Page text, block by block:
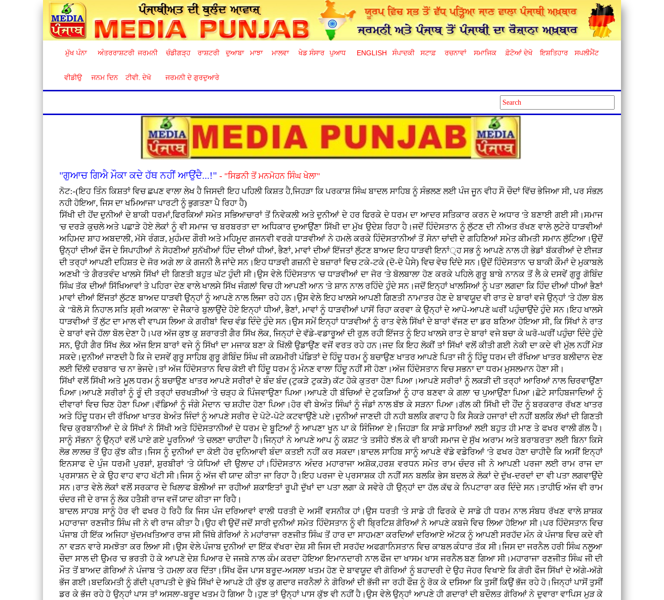
ਮੁੱਖ ਪੰਨਾ ਅੰਤਰਰਾਸ਼ਟਰੀ ਜਰਮਨੀ ਚੰਡੀਗੜ੍ਹ ਰਾਸ਼ਟਰੀ ਦੁਆਬਾ ਮਾਝਾ ਮਾਲਵਾ ਖੇਡ ਸੰਸਾਰ ਪੁਆਧ ENGLISH ਸੰਪਾਦਕੀ ਸਟਾਫ਼ ਰਚਨਾਵਾਂ ਸਮਾਜਿਕ ਫ਼ੋਟੋਆਂ ਦੇਖੋ ਇਸ਼ਤਿਹਾਰ ਸਪਲੀਮੈਂਟ
ਵੀਡੀਉ ਜਨਮ ਦਿਨ ਟੀਵੀ. ਦੇਖੋ ਜਰਮਨੀ ਦੇ ਗੁਰਦੁਆਰੇ
"ਗੁਆਚ ਗਿਐ ਮੌਕਾ ਕਦੇ ਹੱਥ ਨਹੀਂ ਆਉਂਦੈ...!"- "ਸਿਡਨੀ ਤੋਂ ਮਨਮੋਹਨ ਸਿੰਘ ਖੇਲਾ"
ਨੋਟ:-(ਇਹ ਤਿੰਨ ਕਿਸ਼ਤਾਂ ਵਿਚ ਛਪਣ ਵਾਲਾ ਲੇਖ ਹੈ ਜਿਸਦੀ ਇਹ ਪਹਿਲੀ ਕਿਸ਼ਤ ਹੈ,ਜਿਹੜਾ ਕਿ ਪਰਕਾਸ਼ ਸਿੰਘ ਬਾਦਲ ਸਾਹਿਬ ਨੂੰ ਸੰਭਲਣ ਲਈ ਪੰਜ ਜੂਨ ਵੀਹ ਸੌ ਚੌਦਾਂ ਵਿੱਚ ਭੇਜਿਆ ਸੀ, ਪਰ ਸੰਭਲ਼
ਨਹੀ ਹੋਇਆ, ਜਿਸ ਦਾ ਖਮਿਆਜਾ ਪਾਰਟੀ ਨੂੰ ਭੁਗਤਣਾ ਪੈ ਰਿਹਾ ਹੈ)
ਸਿੱਖੀ ਦੀ ਹੋਂਦ ਦੁਨੀਆਂ ਦੇ ਬਾਕੀ ਧਰਮਾਂ,ਫਿਰਕਿਆਂ ਸਮੇਤ ਸਭਿਆਚਾਰਾਂ ਤੋਂ ਨਿਵੇਕਲੀ ਅਤੇ ਦੁਨੀਆਂ ਦੇ ਹਰ ਫਿਰਕੇ ਦੇ ਧਰਮ ਦਾ ਆਦਰ ਸਤਿਕਾਰ ਕਰਨ ਦੇ ਅਧਾਰ 'ਤੇ ਬਣਾਈ ਗਈ ਸੀ।ਸਮਾਜ
'ਚ ਦਰੜੇ ਕੁਚਲੇ ਅਤੇ ਪਛਾੜੇ ਹੋਏ ਲੋਕਾਂ ਨੂੰ ਵੀ ਸਮਾਜ 'ਚ ਬਰਬਰਤਾ ਦਾ ਅਧਿਕਾਰ ਦੁਆਉਂਣਾ ਸਿੱਖੀ ਦਾ ਮੁੱਖ ਉਦੇਸ਼ ਰਿਹਾ ਹੈ।ਜਦੋਂ ਹਿੰਦੋਸਤਾਨ ਨੂੰ ਲੁੱਟਣ ਦੀ ਨੀਅਤ ਰੱਖਣ ਵਾਲੇ ਲੁਟੇਰੇ ਧਾੜਵੀਆਂ
ਅਹਿਮਦ ਸ਼ਾਹ ਅਬਦਾਲੀ, ਮੱਸੇ ਰੰਗੜ, ਮੁਹੰਮਦ ਗੌਰੀ ਅਤੇ ਮਹਿਮੂਦ ਗਜਨਵੀ ਵਰਗੇ ਧਾੜਵੀਆਂ ਨੇ ਹਮਲੇ ਕਰਕੇ ਹਿੰਦੋਸਤਾਨੀਆਂ ਤੋਂ ਸੋਨਾ ਚਾਂਦੀ ਦੇ ਗਹਿਣਿਆਂ ਸਮੇਤ ਕੀਮਤੀ ਸਮਾਨ ਲੁੱਟਿਆ।ਉਦੋਂ
ਉਨ੍ਹਾਂ ਦੀਆਂ ਫੌਜ ਦੇ ਸਿਪਾਹੀਆਂ ਨੇ ਸੋਹਣੀਆਂ ਸੁਨੱਖੀਆਂ ਹਿੰਦ ਦੀਆਂ ਧੀਆਂ, ਭੈਣਾਂ, ਮਾਵਾਂ ਦੀਆਂ ਇੱਜਤਾਂ ਲੁੱਟਣ ਬਾਅਦ ਇਹ ਧਾੜਵੀ ਇਨਾਂ੍ਹ ਸਭ ਨੂੰ ਆਪਣੇ ਨਾਲ ਹੀ ਭੇਡਾਂ ਬੱਕਰੀਆਂ ਦੇ ਈਜੜ
ਦੀ ਤਰ੍ਹਾਂ ਆਪਣੀ ਦਹਿਸ਼ਤ ਦੇ ਜੋਰ ਅਗੇ ਲਾ ਕੇ ਗਜਨੀ ਲੈ ਜਾਂਦੇ ਸਨ।ਇਹ ਧਾੜਵੀ ਗਜ਼ਨੀ ਦੇ ਬਜ਼ਾਰਾਂ ਵਿਚ ਟਕੇ-ਟਕੇ (ਦੋ-ਦੋ ਪੈਸੇ) ਵਿਚ ਵੇਚ ਦਿਂਦੇ ਸਨ।ਉਦੋਂ ਹਿੰਦੋਸਤਾਨ 'ਚ ਬਾਕੀ ਕੌਮਾਂ ਦੇ ਮੁਕਾਬਲੇ
ਅਣਖੀ 'ਤੇ ਗੈਰਤਵੰਦ ਖਾਲਸੇ ਸਿੱਖਾਂ ਦੀ ਗਿਣਤੀ ਬਹੁਤ ਘੱਟ ਹੁੰਦੀ ਸੀ।ਉਸ ਵੇਲੇ ਹਿੰਦੋਸਤਾਨ 'ਚ ਧਾੜਵੀਆਂ ਦਾ ਜੋਰ 'ਤੇ ਬੋਲਬਾਲਾ ਹੋਣ ਕਰਕੇ ਪਹਿਲੇ ਗੁਰੂ ਬਾਬੇ ਨਾਨਕ ਤੋਂ ਲੈ ਕੇ ਦਸਵੇਂ ਗੁਰੂ ਗੋਬਿੰਦ
ਸਿੰਘ ਤੱਕ ਦੀਆਂ ਸਿੱਖਿਆਵਾਂ ਤੇ ਪਹਿਰਾ ਦੇਣ ਵਾਲੇ ਖਾਲਸੇ ਸਿੱਖ ਜੰਗਲਾਂ ਵਿਚ ਹੀ ਆਪਣੀ ਆਨ 'ਤੇ ਸ਼ਾਨ ਨਾਲ ਰਹਿੰਦੇ ਹੁੰਦੇ ਸਨ।ਜਦੋਂ ਇਨ੍ਹਾਂ ਖਾਲਸਿਆਂ ਨੂੰ ਪਤਾ ਲਗਦਾ ਕਿ ਹਿੰਦ ਦੀਆਂ ਧੀਆਂ ਭੈਣਾਂ
ਮਾਵਾਂ ਦੀਆਂ ਇੱਜਤਾਂ ਲੁੱਟਣ ਬਾਅਦ ਧਾੜਵੀ ਉਨ੍ਹਾਂ ਨੂੰ ਆਪਣੇ ਨਾਲ ਲਿਜਾ ਰਹੇ ਹਨ।ਉਸ ਵੇਲੇ ਇਹ ਖਾਲਸੇ ਆਪਣੀ ਗਿਣਤੀ ਨਾਮਾਤਰ ਹੋਣ ਦੇ ਬਾਵਯੂਦ ਵੀ ਰਾਤ ਦੇ ਬਾਰਾਂ ਵਜੇ ਉਨ੍ਹਾਂ 'ਤੇ ਹੱਲਾ ਬੋਲ
ਕੇ "ਬੋਲੋ ਸੋ ਨਿਹਾਲ ਸਤਿ ਸ਼੍ਰੀ ਅਕਾਲ" ਦੇ ਜੈਕਾਰੇ ਬੁਲਾਉਂਦੇ ਹੋਏ ਇਨ੍ਹਾਂ ਧੀਆਂ, ਭੈਣਾਂ, ਮਾਵਾਂ ਨੂੰ ਧਾੜਵੀਆਂ ਪਾਸੋਂ ਰਿਹਾ ਕਰਵਾ ਕੇ ਉਨ੍ਹਾਂ ਦੇ ਆਪੋ-ਆਪਣੇ ਘਰੀਂ ਪਹੁੰਚਾਉਂਦੇ ਹੁੰਦੇ ਸਨ।ਇਹ ਖਾਲਸੇ
ਧਾੜਵੀਆਂ ਤੋਂ ਲੁੱਟ ਦਾ ਮਾਲ ਵੀ ਵਾਪਸ ਲਿਆ ਕੇ ਗਰੀਬਾਂ ਵਿਚ ਵੰਡ ਦਿੰਦੇ ਹੁੰਦੇ ਸਨ।ਉਸ ਸਮੇਂ ਇਨ੍ਹਾਂ ਧਾੜਵੀਆਂ ਨੂੰ ਰਾਤ ਵੇਲੇ ਸਿੱਖਾਂ ਦੇ ਬਾਰਾਂ ਵੱਜਣ ਦਾ ਡਰ ਬਣਿਆ ਹੋਇਆ ਸੀ, ਕਿ ਸਿੱਖਾਂ ਨੇ ਰਾਤ
ਦੇ ਬਾਰਾਂ ਵਜੇ ਹੱਲਾ ਬੋਲ ਦੇਣਾ ਹੈ।ਪਰ ਅੱਜ ਕੁਝ ਕੁ ਸ਼ਰਾਰਤੀ ਗੈਰ ਸਿੱਖ ਲੋਕ, ਜਿਨ੍ਹਾਂ ਦੇ ਵੱਡੇ-ਵਡਾਰੂਆਂ ਦੀ ਰੁਲ਼ ਰਹੀ ਇੱਜਤ ਨੂੰ ਇਹ ਖਾਲਸੇ ਰਾਤ ਦੇ ਬਾਰਾਂ ਵਜੇ ਬਚਾ ਕੇ ਘਰੋ-ਘਰੀਂ ਪਹੁੰਚਾ ਦਿੰਦੇ ਹੁੰਦੇ
ਸਨ, ਉਹੀ ਗੈਰ ਸਿੱਖ ਲੋਕ ਅੱਜ ਇਸ ਬਾਰਾਂ ਵਜੇ ਨੂੰ ਸਿੱਖਾਂ ਦਾ ਮਜਾਕ ਬਣਾ ਕੇ ਖਿੱਲੀ ਉਡਾਉਂਣ ਵਜੋਂ ਵਰਤ ਰਹੇ ਹਨ।ਜਦ ਕਿ ਇਹ ਲੋਕੀਂ ਤਾਂ ਸਿੱਖਾਂ ਵਲੋਂ ਕੀਤੀ ਗਈ ਨੇਕੀ ਦਾ ਕਦੇ ਵੀ ਮੁੱਲ ਨਹੀਂ ਮੋੜ
ਸਕਦੇ।ਦੁਨੀਆਂ ਜਾਣਦੀ ਹੈ ਕਿ ਜੇ ਦਸਵੇਂ ਗੁਰੂ ਸਾਹਿਬ ਗੁਰੂ ਗੋਬਿੰਦ ਸਿੰਘ ਜੀ ਕਸ਼ਮੀਰੀ ਪੰਡਿਤਾਂ ਦੇ ਹਿੰਦੂ ਧਰਮ ਨੂੰ ਬਚਾਉਣ ਖਾਤਰ ਆਪਣੇ ਪਿਤਾ ਜੀ ਨੂੰ ਹਿੰਦੂ ਧਰਮ ਦੀ ਰੱਖਿਆ ਖਾਤਰ ਬਲੀਦਾਨ ਦੇਣ
ਲਈ ਦਿੱਲੀ ਦਰਬਾਰ 'ਚ ਨਾ ਭੇਜਦੇ।ਤਾਂ ਅੱਜ ਹਿੰਦੋਸਤਾਨ ਵਿਚ ਕੋਈ ਵੀ ਹਿੰਦੂ ਧਰਮ ਨੂੰ ਮੰਨਣ ਵਾਲਾ ਹਿੰਦੂ ਨਹੀਂ ਸੀ ਹੋਣਾ।ਅੱਜ ਹਿੰਦੋਸਤਾਨ ਵਿਚ ਸਭਨਾ ਦਾ ਧਰਮ ਮੁਸਲਮਾਨ ਹੋਣਾ ਸੀ।
ਸਿੱਖਾਂ ਵਲੋਂ ਸਿੱਖੀ ਅਤੇ ਮੂਲ ਧਰਮ ਨੂੰ ਬਚਾਉਣ ਖਾਤਰ ਆਪਣੇ ਸਰੀਰਾਂ ਦੇ ਬੰਦ ਬੰਦ (ਟੁਕੜੇ ਟੁਕੜੇ) ਕੱਟ ਹੋਕੇ ਕੁਤਰਾ ਹੋਣਾ ਪਿਆ।ਆਪਣੇ ਸਰੀਰਾਂ ਨੂੰ ਲਕੜੀ ਦੀ ਤਰ੍ਹਾਂ ਆਰਿਆਂ ਨਾਲ ਚਿਰਵਾਉਂਣਾ
ਪਿਆ।ਆਪਣੇ ਸਰੀਰਾਂ ਨੂੰ ਰੂੰ ਦੀ ਤਰ੍ਹਾਂ ਚਰਖੜੀਆਂ 'ਤੇ ਚੜ੍ਹ ਕੇ ਪਿੰਜਵਾਉਣਾ ਪਿਆ।ਆਪਣੇ ਹੀ ਬੱਚਿਆਂ ਦੇ ਟੁਕੜਿਆਂ ਨੂੰ ਹਾਰ ਬਣਵਾ ਕੇ ਗਲਾ 'ਚ ਪੁਆਉਂਣਾ ਪਿਆ।ਛੋਟੇ ਸਾਹਿਬਜਾਦਿਆਂ ਨੂੰ
ਦੀਵਾਰਾਂ ਵਿਚ ਚਿਣ ਹੋਣਾ ਪਿਆ।ਵੱਡਿਆਂ ਨੂੰ ਜੰਗੇ ਮੈਦਾਨ 'ਚ ਸ਼ਹੀਦ ਹੋਣਾ ਪਿਆ।ਹੋਰ ਵੀ ਬੇਅੰਤ ਸਿੰਘਾਂ ਨੂੰ ਜੰਡਾਂ ਨਾਲ ਬੱਝ ਕੇ ਸੜਨਾ ਪਿਆ।ਗੱਲ ਕੀ ਸਿੱਖੀ ਦੀ ਹੌਂਦ ਨੂੰ ਬਰਕਰਾਰ ਰੱਖਣ ਖਾਤਰ
ਅਤੇ ਹਿੰਦੂ ਧਰਮ ਦੀ ਰੱਖਿਆ ਖਾਤਰ ਬੇਅੰਤ ਜਿੰਦਾਂ ਨੂੰ ਆਪਣੇ ਸਰੀਰ ਦੇ ਪੋਟੇ-ਪੋਟੇ ਕਟਵਾਉਂਣੇ ਪਏ।ਦੁਨੀਆਂ ਜਾਣਦੀ ਹੀ ਨਹੀ ਬਲਕਿ ਗਵਾਹ ਹੈ ਕਿ ਸੈਕੜੇ ਹਜਾਰਾਂ ਦੀ ਨਹੀਂ ਬਲਕਿ ਲੱਖਾਂ ਦੀ ਗਿਣਤੀ
ਵਿਚ ਕੁਰਬਾਨੀਆਂ ਦੇ ਕੇ ਸਿੱਖਾਂ ਨੇ ਸਿੱਖੀ ਅਤੇ ਹਿੰਦੋਸਤਾਨੀਆਂ ਦੇ ਧਰਮ ਦੇ ਬੂਟਿਆਂ ਨੂੰ ਆਪਣਾ ਖੂਨ ਪਾ ਕੇ ਸਿੰਜਿਆ ਏ।ਜਿਹੜਾ ਕਿ ਸਾਡੇ ਸਾਰਿਆਂ ਲਈ ਬਹੁਤ ਹੀ ਮਾਣ ਤੇ ਫਖਰ ਵਾਲੀ ਗੱਲ ਹੈ।
ਸਾਨੂੰ ਸੱਭਨਾ ਨੂੰ ਉਨ੍ਹਾਂ ਵਲੋਂ ਪਾਏ ਗਏ ਪੂਰਨਿਆਂ 'ਤੇ ਚਲਣਾ ਚਾਹੀਦਾ ਹੈ।ਜਿਨ੍ਹਾਂ ਨੇ ਆਪਣੇ ਆਪ ਨੂੰ ਕਸ਼ਟ 'ਤੇ ਤਸੀਹੇ ਝੱਲ ਕੇ ਵੀ ਬਾਕੀ ਸਮਾਜ ਦੇ ਸੁੱਖ ਅਰਾਮ ਅਤੇ ਬਰਾਬਰਤਾ ਲਈ ਬਿਨਾ ਕਿਸੇ
ਲੋਭ ਲਾਲਚ ਤੋਂ ਉਹ ਕੁੱਝ ਕੀਤ।ਜਿਸ ਨੂੰ ਦੁਨੀਆਂ ਦਾ ਕੋਈ ਹੋਰ ਦੁਨਿਆਵੀ ਬੰਦਾ ਕਤਈ ਨਹੀਂ ਕਰ ਸਕਦਾ।ਬਾਦਲ ਸਾਹਿਬ ਸਾਨੂੰ ਆਪਣੇ ਵੱਡੇ ਵਡੇਰਿਆਂ 'ਤੇ ਫਖਰ ਹੋਣਾ ਚਾਹੀਦੈ ਕਿ ਅਸੀਂ ਇਨ੍ਹਾਂ
ਇਨਸਾਫ ਦੇ ਪੁੰਜ ਧਰਮੀ ਪੁਰਸ਼ਾਂ, ਸ਼ੁਰਬੀਰਾਂ 'ਤੇ ਯੋਧਿਆਂ ਦੀ ਉਲਾਦ ਹਾਂ।ਹਿੰਦੋਸਤਾਨ ਅੰਦਰ ਮਹਾਰਾਜਾ ਅਸ਼ੋਕ,ਹਰਸ਼ ਵਰਧਨ ਸਮੇਤ ਰਾਮ ਚੰਦਰ ਜੀ ਨੇ ਆਪਣੀ ਪਰਜਾ ਲਈ ਰਾਮ ਰਾਜ ਦਾ
ਪ੍ਰਸਾਸ਼ਨ ਦੇ ਕੇ ਉਹ ਵਾਹ ਵਾਹ ਖੱਟੀ ਸੀ।ਜਿਸ ਨੂੰ ਅੱਜ ਵੀ ਯਾਦ ਕੀਤਾ ਜਾ ਰਿਹਾ ਹੈ।ਇਹ ਪਰਜਾ ਦੇ ਪ੍ਰਸਾਸ਼ਕ ਹੀ ਨਹੀਂ ਸਨ ਬਲਕਿ ਭੇਸ ਬਦਲ ਕੇ ਲੋਕਾਂ ਦੇ ਦੁੱਖ-ਦਰਦਾਂ ਦਾ ਵੀ ਪਤਾ ਲਗਵਾਉਂਦੇ
ਸਨ।ਰਾਤ ਵੇਲੇ ਲੋਕਾਂ ਵਲੋਂ ਸਰਕਾਰ ਦੇ ਖਿਲਾਫ ਬੋਲੀਆਂ ਜਾ ਰਹੀਆਂ ਸ਼ਕਾਇਤਾਂ ਰੂਪੀ ਦੁੱਖਾਂ ਦਾ ਪਤਾ ਲਗਾ ਕੇ ਸਵੇਰੇ ਹੀ ਉਨ੍ਹਾਂ ਦਾ ਹੱਲ ਕੱਢ ਕੇ ਨਿਪਟਾਰਾ ਕਰ ਦਿੰਦੇ ਸਨ।ਤਾਹੀਓ ਅੱਜ ਵੀ ਰਾਮ
ਚੰਦਰ ਜੀ ਦੇ ਰਾਜ ਨੂੰ ਲੋਕ ਹਤੈਸ਼ੀ ਰਾਜ ਵਜੋਂ ਯਾਦ ਕੀਤਾ ਜਾ ਰਿਹੈ।
ਬਾਦਲ ਸਾਹਬ ਸਾਨੂੰ ਹੋਰ ਵੀ ਫਖਰ ਹੋ ਰਿਹੈ ਕਿ ਜਿਸ ਪੰਜ ਦਰਿਆਵਾਂ ਵਾਲੀ ਧਰਤੀ ਦੇ ਅਸੀਂ ਵਸਨੀਕ ਹਾਂ।ਉਸ ਧਰਤੀ 'ਤੇ ਸਾਡੇ ਹੀ ਫਿਰਕੇ ਦੇ ਸਾਡੇ ਹੀ ਧਰਮ ਨਾਲ ਸੰਬਧ ਰੱਖਣ ਵਾਲੇ ਸ਼ਾਸ਼ਕ
ਮਹਾਰਾਜਾ ਰਣਜੀਤ ਸਿੰਘ ਜੀ ਨੇ ਵੀ ਰਾਜ ਕੀਤਾ ਹੈ।ਉਹ ਵੀ ਉਦੋਂ ਜਦੋਂ ਸਾਰੀ ਦੁਨੀਆਂ ਸਮੇਤ ਹਿੰਦੋਸਤਾਨ ਨੂੰ ਵੀ ਬ੍ਰਿਟਿਸ਼ ਗੋਰਿਆਂ ਨੇ ਆਪਣੇ ਕਬਜੇ ਵਿਚ ਲਿਆ ਹੋਇਆ ਸੀ।ਪਰ ਹਿੰਦੋਸਤਾਨ ਵਿਚ
ਪੰਜਾਬ ਹੀ ਇੱਕ ਅਜਿਹਾ ਖੁੱਦਮਖਤਿਆਰ ਰਾਜ ਸੀ ਜਿੱਥੇ ਗੋਰਿਆਂ ਨੇ ਮਹਾਂਰਾਜਾ ਰਣਜੀਤ ਸਿੰਘ ਤੋਂ ਹਾਰ ਦਾ ਸਾਹਮਣਾ ਕਰਦਿਆਂ ਦਰਿਆਏ ਅੱਟਕ ਨੂੰ ਆਪਣੀ ਸਰਹੱਦ ਮੰਨ ਕੇ ਪੰਜਾਬ ਵਿਚ ਕਦੇ ਵੀ
ਨਾ ਵੜਨ ਵਾਰੇ ਸਮਝੋਤਾ ਕਰ ਲਿਆ ਸੀ।ਉਸ ਵੇਲੇ ਪੰਜਾਬ ਦੁਨੀਆਂ ਦਾ ਇੱਕ ਵੱਖਰਾ ਦੇਸ਼ ਸੀ ਜਿਸ ਦੀ ਸਰਹੱਦ ਅਫਗਾਨਿਸਤਾਨ ਵਿਚ ਕਾਬਲ ਕੰਧਾਰ ਤੱਕ ਸੀ।ਜਿਸ ਦਾ ਜਰਨੈਲ ਹਰੀ ਸਿੰਘ ਨਲੂਆ
ਚੌਦਾ ਸਾਲ ਦੀ ਉਮਰ 'ਚ ਭਰਤੀ ਹੋ ਕੇ ਆਪਣੇ ਦੇਸ਼ ਪਿਆਰ ਦੇ ਜਜਬੇ ਨਾਲ ਕੰਮ ਕਰਦਾ ਹੋਇਆ ਇਮਾਨਦਾਰੀ ਨਾਲ ਫੌਜ ਦਾ ਖਾਸਮ ਖਾਸ ਜਰਨੈਲ ਬਣ ਗਿਆ ਸੀ।ਮਹਾਰਾਜਾ ਰਣਜੀਤ ਸਿੰਘ ਜੀ ਦੀ
ਮੌਤ ਤੋਂ ਬਾਅਦ ਗੋਰਿਆਂ ਨੇ ਪੰਜਾਬ 'ਤੇ ਹਮਲਾ ਕਰ ਦਿੱਤਾ।ਸਿੱਖ ਫੌਜ ਪਾਸ ਬਰੂਦ-ਅਸਲਾ ਖਤਮ ਹੋਣ ਦੇ ਬਾਵਯੂਦ ਵੀ ਗੋਰਿਆਂ ਨੂੰ ਬਹਾਦਰੀ ਦੇ ਉਹ ਜੋਹਰ ਵਿਖਾਏ ਕਿ ਗੋਰੀ ਫੌਜ ਸਿੱਖਾਂ ਦੇ ਅੱਗੇ-ਅੱਗੇ
ਭੱਜ ਗਈ।ਬਦਕਿਮਤੀ ਨੂੰ ਗੱਦੀ ਪ੍ਰਾਪਤੀ ਦੇ ਭੁੱਖੇ ਸਿੱਖਾਂ ਦੇ ਆਪਣੇ ਹੀ ਕੁੱਝ ਕੁ ਗਦਾਰ ਜਰਨੈਲਾਂ ਨੇ ਗੋਰਿਆਂ ਦੀ ਭੱਜੀ ਜਾ ਰਹੀ ਫੌਜ਼ ਨੂੰ ਰੋਕ ਕੇ ਦਸਿਆ ਕਿ ਤੁਸੀਂ ਕਿਉਂ ਭੱਜ ਰਹੇ ਹੋ।ਜਿਨ੍ਹਾਂ ਪਾਸੋਂ ਤੁਸੀਂ
ਡਰ ਕੇ ਭੱਜ ਰਹੇ ਹੋ ਉਨ੍ਹਾਂ ਪਾਸ ਤਾਂ ਅਸਲਾ-ਬਰੂਦ ਖਤਮ ਹੋ ਗਿਆ ਹੈ।ਹੁਣ ਤਾਂ ਉਨ੍ਹਾਂ ਪਾਸ ਕੁੱਝ ਵੀ ਨਹੀਂ ਹੈ।ਉਸ ਵੇਲੇ ਉਨ੍ਹਾਂ ਆਪਣੇ ਹੀ ਗਦਾਰਾਂ ਦੀ ਬਦੌਲਤ ਗੋਰਿਆਂ ਨੇ ਦੁਵਾਰਾ ਵਾਪਿਸ ਮੁੜ ਕੇ